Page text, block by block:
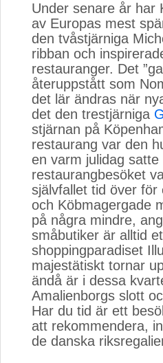
Under senare år har
av Europas mest
den tvåstjärniga
ribban och
restauranger. Det
återuppstått som
det lär ändras när
det den trestjärniga
stjärnan på
restaurang var den
en varm julidag
restaurangbesöket
självfallet tid över för
och Köbmagergade
på några mindre,
småbutiker är alltid
shoppingparadiset
majestätiskt tornar
ändå är i dessa
Amalienborgs slott
Har du tid är ett
att rekommendera,
de danska